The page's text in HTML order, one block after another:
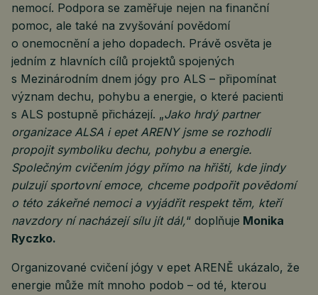
nemocí. Podpora se zaměřuje nejen na finanční
pomoc, ale také na zvyšování povědomí
o onemocnění a jeho dopadech. Právě osvěta je
jedním z hlavních cílů projektů spojených
s Mezinárodním dnem jógy pro ALS – připomínat
význam dechu, pohybu a energie, o které pacienti
s ALS postupně přicházejí. „Jako hrdý partner
organizace ALSA i epet ARENY jsme se rozhodli
propojit symboliku dechu, pohybu a energie.
Společným cvičením jógy přímo na hřišti, kde jindy
pulzují sportovní emoce, chceme podpořit povědomí
o této zákeřné nemoci a vyjádřit respekt těm, kteří
navzdory ní nacházejí sílu jít dál,“ doplňuje Monika
Ryczko.
Organizované cvičení jógy v epet ARENĚ ukázalo, že
energie může mít mnoho podob – od té, kterou